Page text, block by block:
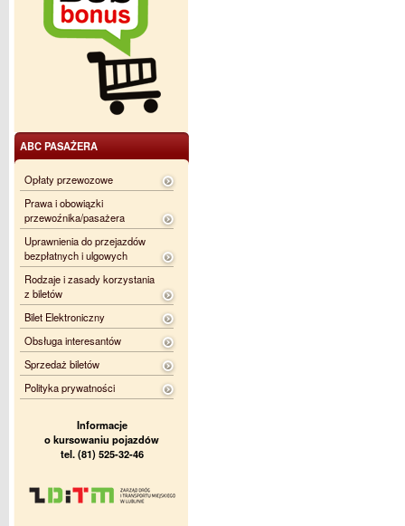
ABC PASAŻERA
Opłaty przewozowe
Prawa i obowiązki
przewoźnika/pasażera
Uprawnienia do przejazdów
bezpłatnych i ulgowych
Rodzaje i zasady korzystania
z biletów
Bilet Elektroniczny
Obsługa interesantów
Sprzedaż biletów
Polityka prywatności
Informacje
o kursowaniu pojazdów
tel. (81) 525-32-46